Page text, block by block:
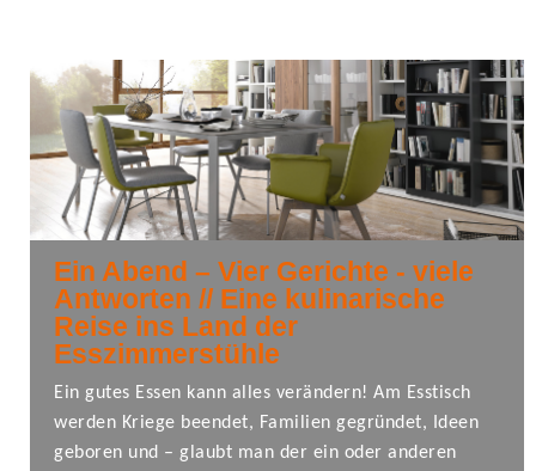
Ein Abend – Vier Gerichte - viele
Antworten // Eine kulinarische
Reise ins Land der
Esszimmerstühle
Ein gutes Essen kann alles verändern! Am Esstisch
werden Kriege beendet, Familien gegründet, Ideen
geboren und – glaubt man der ein oder anderen